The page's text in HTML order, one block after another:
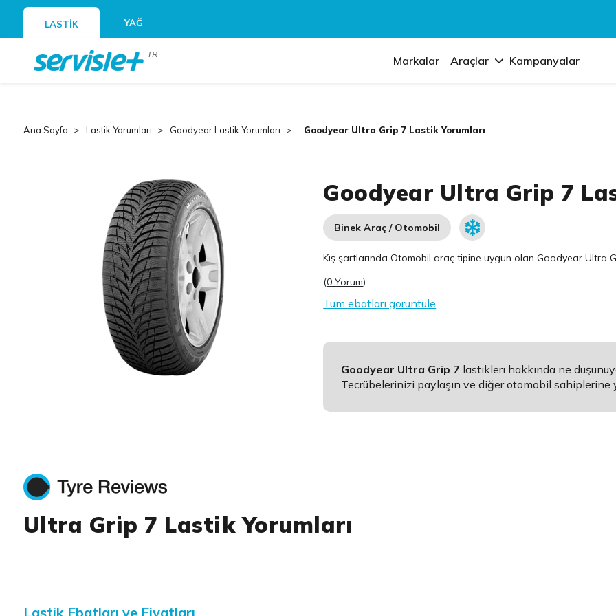
LASTİK YAĞ
TR Markalar Araçlar Kampanyalar
Ana Sayfa Lastik Yorumları Goodyear Lastik Yorumları Goodyear Ultra Grip 7 Lastik Yorumları
Goodyear Ultra Grip 7
Binek Araç / Otomobil
Kış şartlarında Otomobil araç tipine uygun olanGoodyear Ultra
(0 Yorum)
Tüm ebatları görüntüle
Goodyear Ultra Grip 7 lastikleri hakkında ne
Tecrübelerinizi paylaşın ve diğer otomobil sahiplerine
Ultra Grip 7 Lastik Yorumları
Lastik Ebatları ve Fiyatları